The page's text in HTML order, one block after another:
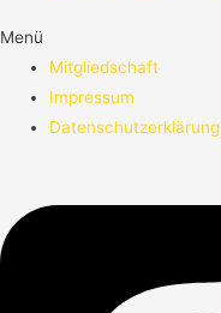
Menü
Mitgliedschaft
Impressum
Datenschutzerklärung